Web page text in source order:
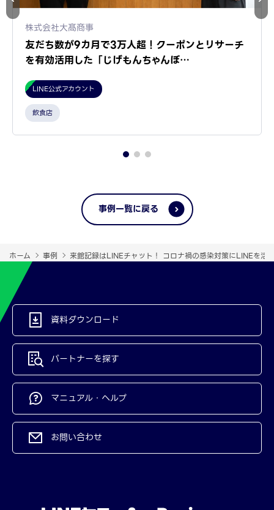
株式会社大髙商事
友だち数が9カ月で3万人超！クーポンとリサーチ
を有効活用した「じげもんちゃんぽ…
LINE公式アカウント
飲食店
事例一覧に戻る
ホーム 事例 来館記録はLINEチャット！ コロナ禍の感染対策にLINEを活
資料ダウンロード
パートナーを探す
マニュアル・ヘルプ
お問い合わせ